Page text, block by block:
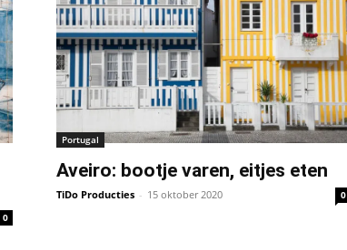
0
Portugal
Aveiro: bootje varen, eitjes eten
TiDo Producties - 15 oktober 2020 0